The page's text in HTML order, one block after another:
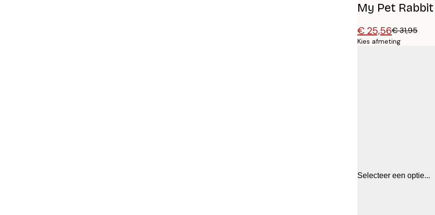
My Pet
€ 25,56€ 31,95
Kies afmeting
Selecteer een optie...